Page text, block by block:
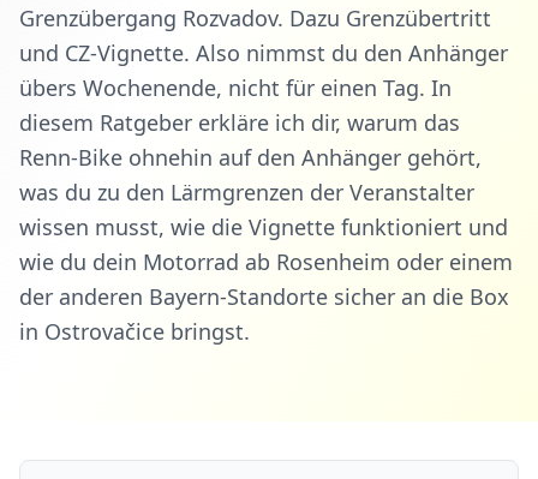
Grenzübergang Rozvadov. Dazu Grenzübertritt
und CZ-Vignette. Also nimmst du den Anhänger
übers Wochenende, nicht für einen Tag. In
diesem Ratgeber erkläre ich dir, warum das
Renn-Bike ohnehin auf den Anhänger gehört,
was du zu den Lärmgrenzen der Veranstalter
wissen musst, wie die Vignette funktioniert und
wie du dein Motorrad ab Rosenheim oder einem
der anderen Bayern-Standorte sicher an die Box
in Ostrovačice bringst.